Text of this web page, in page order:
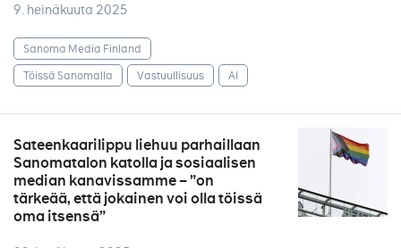
9. heinäkuuta 2025
Sanoma Media Finland
Töissä Sanomalla
Vastuullisuus AI
Sateenkaarilippu liehuu parhaillaan
Sanomatalon katolla ja sosiaalisen
median kanavissamme – ”on
tärkeää, että jokainen voi olla töissä
oma itsensä”